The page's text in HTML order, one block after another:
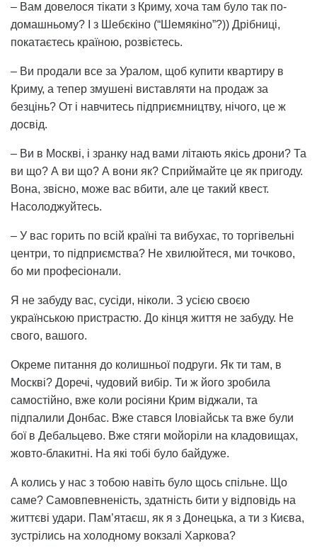
– Вам довелося тікати з Криму, хоча там було так по-
домашньому? І з Шебєкіно (“Шемякіно”?)) Дрібниці,
покатаєтесь країною, розвієтесь.
– Ви продали все за Уралом, щоб купити квартиру в
Криму, а тепер змушені виставляти на продаж за
безцінь? От і навчитесь підприємництву, нічого, це ж
досвід.
– Ви в Москві, і зранку над вами літають якісь дрони? Та
ви що? А ви що? А вони як? Сприймайте це як пригоду.
Вона, звісно, може вас вбити, але це такий квест.
Насолоджуйтесь.
– У вас горить по всій країні та вибухає, то торгівельні
центри, то підприємства? Не хвилюйтеся, ми точково,
бо ми професіонали.
Я не забуду вас, сусіди, ніколи. З усією своєю
українською пристрастю. До кінця життя не забуду. Не
свого, вашого.
Окреме питання до колишньої подруги. Як ти там, в
Москві? Доречі, чудовий вибір. Ти ж його зробила
самостійно, вже коли росіяни Крим віджали, та
підпалили Донбас. Вже стався Іловіайськ та вже були
бої в Дебальцево. Вже стяги мойоріли на кладовищах,
жовто-блакитні. На які тобі було байдуже.
А колись у нас з тобою навіть було щось спільне. Що
саме? Самовпевненість, здатність бити у відповідь на
життєві удари. Пам’ятаєш, як я з Донецька, а ти з Києва,
зустрілись на холодному вокзалі Харкова?